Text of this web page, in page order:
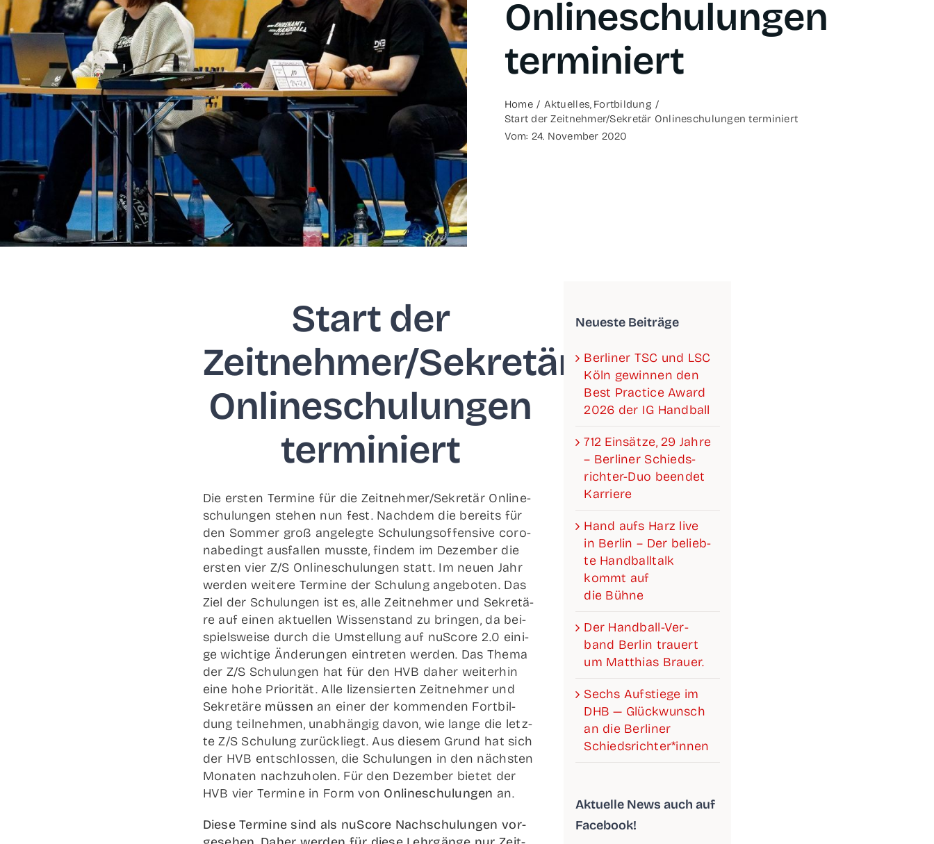
Online­schu­lun­gen
terminiert
Home Aktu­el­les Fort­bil­dung
Start der Zeitnehmer/Sekretär Online­schu­lun­gen terminiert
Vom: 24. Novem­ber 2020
Start der
Zeitnehmer/Sekretär
Online­schu­lun­gen
terminiert
Die ers­ten Ter­mi­ne für die Zeitnehmer/Sekretär Online­
schu­lun­gen ste­hen nun fest. Nach­dem die bereits für
den Som­mer groß ange­leg­te Schu­lungs­of­fen­si­ve coro­
nabe­dingt aus­fal­len muss­te, fin­dem im Dezem­ber die
ers­ten vier Z/S Online­schu­lun­gen statt. Im neu­en Jahr
wer­den wei­te­re Ter­mi­ne der Schu­lung ange­bo­ten. Das
Ziel der Schu­lun­gen ist es, alle Zeit­neh­mer und Sekre­tä­
re auf einen aktu­el­len Wis­sen­stand zu brin­gen, da bei­
spiels­wei­se durch die Umstel­lung auf nuScore 2.0 eini­
ge wich­ti­ge Ände­run­gen ein­tre­ten wer­den. Das The­ma
der Z/S Schu­lun­gen hat für den HVB daher wei­ter­hin
eine hohe Prio­ri­tät. Alle lizen­sier­ten Zeit­neh­mer und
Sekre­tä­re müs­sen an einer der kom­men­den Fort­bil­
dung teil­neh­men, unab­hän­gig davon, wie lan­ge die letz­
te Z/S Schu­lung zurück­liegt. Aus die­sem Grund hat sich
der HVB ent­schlos­sen, die Schu­lun­gen in den nächs­ten
Mona­ten nach­zu­ho­len. Für den Dezem­ber bie­tet der
HVB vier Ter­mi­ne in Form von Online­schu­lun­gen an.
Die­se Ter­mi­ne sind als nuScore Nach­schu­lun­gen vor­
Neu­es­te Beiträge
Ber­li­ner TSC und LSC
Köln gewin­nen den
Best Prac­ti­ce Award
2026 der IG Handball
712 Ein­sät­ze, 29 Jah­re
– Ber­li­ner Schieds­­­
rich­­­ter-Duo been­det
Karriere
Hand aufs Harz live
in Ber­lin – Der belieb­
te Hand­ball­talk
kommt auf
die Bühne
Der Han­­d­­­ball-Ver­­­­­
band Ber­lin trau­ert
um Mat­thi­as Brauer.
Sechs Auf­stie­ge im
DHB — Glück­wunsch
an die Ber­li­ner
Schiedsrichter*innen
Aktu­el­le News auch auf
Facebook!